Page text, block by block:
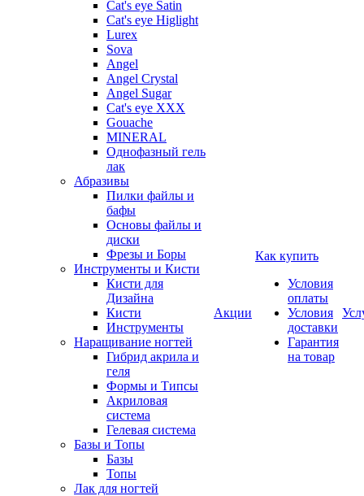
Cat's eye Satin
Cat's eye Higlight
Lurex
Sova
Angel
Angel Crystal
Angel Sugar
Cat's eye XXX
Gouache
MINERAL
Однофазный гель
лак
Абразивы
Пилки файлы и
бафы
Основы файлы и
диски
Фрезы и Боры
Инструменты и Кисти
Кисти для
Дизайна
Кисти
Инструменты
Наращивание ногтей
Гибрид акрила и
геля
Формы и Типсы
Акриловая
система
Гелевая система
Базы и Топы
Базы
Топы
Лак для ногтей
Акции
Как купить
Условия
оплаты
Условия
доставки
Гарантия
на товар